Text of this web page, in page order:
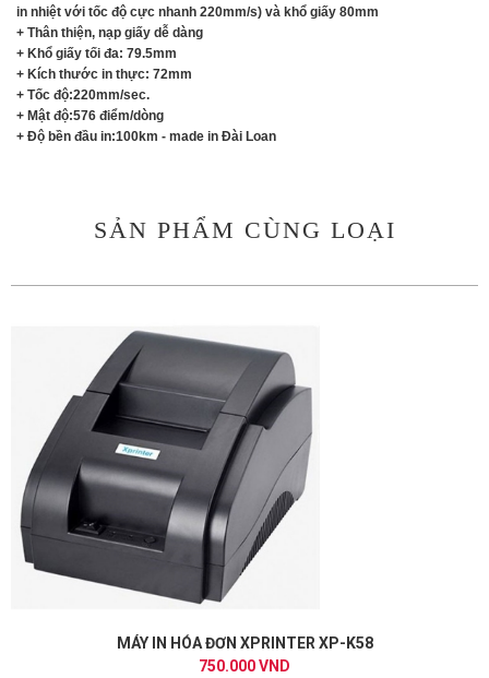
in nhiệt với tốc độ cực nhanh 220mm/s) và khổ giấy 80mm
+ Thân thiện, nạp giấy dễ dàng
+ Khổ giấy tối đa: 79.5mm
+ Kích thước in thực: 72mm
+ Tốc độ:220mm/sec.
+ Mật độ:576 điểm/dòng
+ Độ bền đầu in:100km - made in Đài Loan
SẢN PHẨM CÙNG LOẠI
MÁY IN HÓA ĐƠN XPRINTER XP-K58
750.000 VND